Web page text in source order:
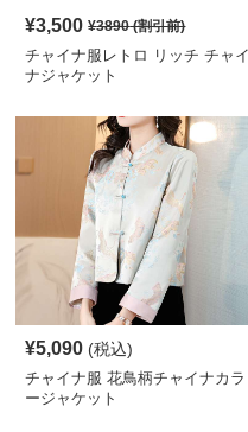
¥3,500 ¥3890(割引前)
チャイナ服レトロ リッチ チャイ
ナジャケット
¥5,090 (税込)
チャイナ服 花鳥柄チャイナカラ
ージャケット